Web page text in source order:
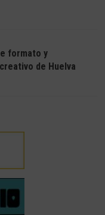
formato y
de Huelva